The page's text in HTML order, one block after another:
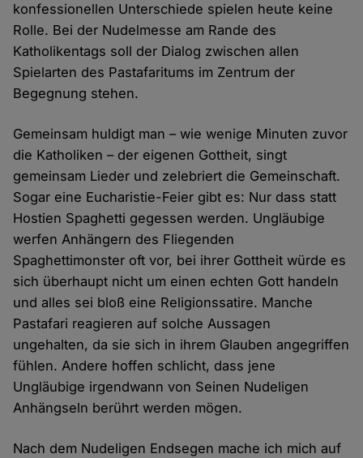
konfessionellen Unterschiede spielen heute keine
Rolle. Bei der Nudelmesse am Rande des
Katholikentags soll der Dialog zwischen allen
Spielarten des Pastafaritums im Zentrum der
Begegnung stehen.
Gemeinsam huldigt man – wie wenige Minuten zuvor
die Katholiken – der eigenen Gottheit, singt
gemeinsam Lieder und zelebriert die Gemeinschaft.
Sogar eine Eucharistie-Feier gibt es: Nur dass statt
Hostien Spaghetti gegessen werden. Ungläubige
werfen Anhängern des Fliegenden
Spaghettimonster oft vor, bei ihrer Gottheit würde es
sich überhaupt nicht um einen echten Gott handeln
und alles sei bloß eine Religionssatire. Manche
Pastafari reagieren auf solche Aussagen
ungehalten, da sie sich in ihrem Glauben angegriffen
fühlen. Andere hoffen schlicht, dass jene
Ungläubige irgendwann von Seinen Nudeligen
Anhängseln berührt werden mögen.
Nach dem Nudeligen Endsegen mache ich mich auf